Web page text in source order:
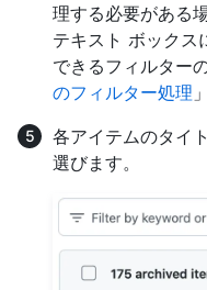
理する必要がある
テキスト ボックス
できるフィルター
のフィルター処理
各アイテムのタイ
選びます。